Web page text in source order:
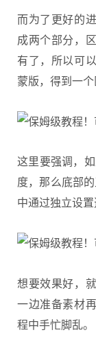
而为了更好的
成两个部分，
有了，所以可
蒙版，得到一个
这里要强调，
度，那么底部
中通过独立设
想要效果好，
一边准备素材
程中手忙脚乱。